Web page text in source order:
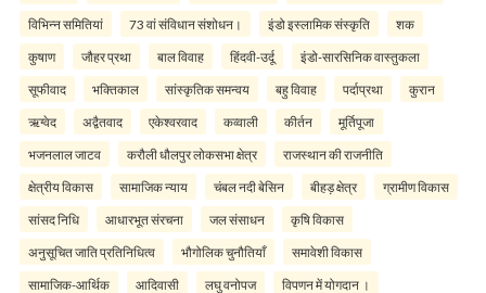
विभिन्न समितियां 73 वां संविधान संशोधन। इंडो इस्लामिक संस्कृति शक
कुषाण जौहर प्रथा बाल विवाह हिंदवी-उर्दू इंडो-सारसिनिक वास्तुकला
सूफीवाद भक्तिकाल सांस्कृतिक समन्वय बहु विवाह पर्दाप्रथा कुरान
ऋग्वेद अद्वैतवाद एकेश्वरवाद कव्वाली कीर्तन मूर्तिपूजा
भजनलाल जाटव करौली धौलपुर लोकसभा क्षेत्र राजस्थान की राजनीति
क्षेत्रीय विकास सामाजिक न्याय चंबल नदी बेसिन बीहड़ क्षेत्र ग्रामीण विकास
सांसद निधि आधारभूत संरचना जल संसाधन कृषि विकास
अनुसूचित जाति प्रतिनिधित्व भौगोलिक चुनौतियाँ समावेशी विकास
सामाजिक-आर्थिक आदिवासी लघु वनोपज विपणन में योगदान ।